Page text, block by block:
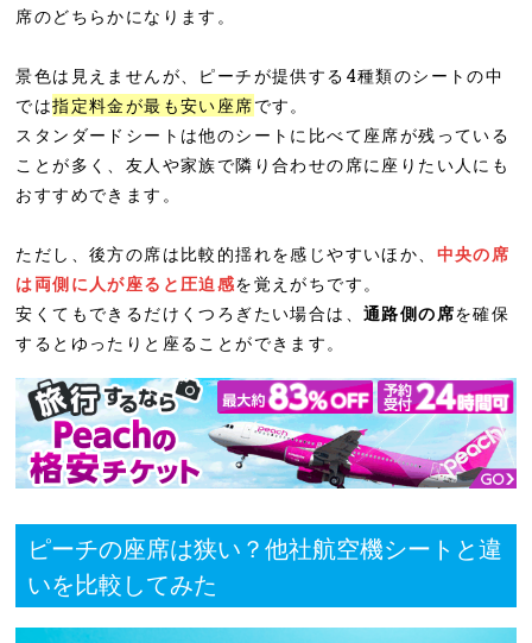
席のどちらかになります。
景色は見えませんが、ピーチが提供する4種類のシートの中
では指定料金が最も安い座席です。
スタンダードシートは他のシートに比べて座席が残っている
ことが多く、友人や家族で隣り合わせの席に座りたい人にも
おすすめできます。
ただし、後方の席は比較的揺れを感じやすいほか、 中央の席
は両側に人が座ると圧迫感を覚えがちです。
安くてもできるだけくつろぎたい場合は、通路側の席を確保
するとゆったりと座ることができます。
ピーチの座席は狭い？他社航空機シートと違
いを比較してみた